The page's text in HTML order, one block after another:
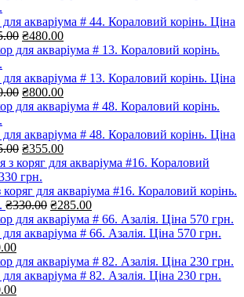
акваріума # 44. Кораловий корінь. Ціна
Оригінальна
ціна:
₴480.00Поточна
ціна:
акваріума # 13. Кораловий корінь. Ціна
Оригінальна
ціна:
₴800.00Поточна
ціна:
акваріума # 48. Кораловий корінь. Ціна
Оригінальна
ціна:
₴465.00.
₴355.00Поточна
ціна:
для акваріума #16. Кораловий корінь.
₴330.00 Оригінальна
ціна:
₴330.00.
₴285.00Поточна
ціна:
₴285.00.
акваріума # 66. Азалія. Ціна 570 грн.
Поточна
ціна:
₴450.00.
акваріума # 82. Азалія. Ціна 230 грн.
Поточна